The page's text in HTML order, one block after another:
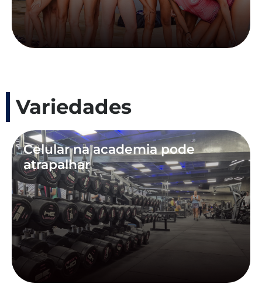
Variedades
Celular na academia pode
atrapalhar